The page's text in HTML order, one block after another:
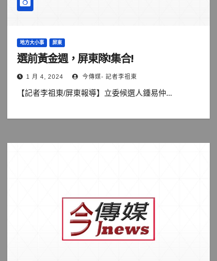
地方大小事 屏東
選前黃金週，屏東隊!集合!
1 月 4, 2024 今傳媒- 記者李祖東
【記者李祖東/屏東報導】立委候選人鍾易仲...